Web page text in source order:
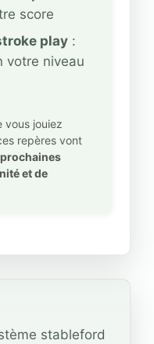
score
play:
votre niveau
vous jouiez
repères vont
et de
stableford